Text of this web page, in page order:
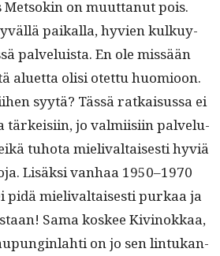
on muut­tanut pois.
paikalla, hyvien kulkuy­
palveluista. En ole mis­sään
aluet­ta olisi otet­tu huomioon.
syytä? Tässä ratkais­us­sa ei
tärkeisi­in, jo valmi­isi­in palvelu­
tuho­ta mieli­v­al­tais­es­ti hyviä
Lisäk­si van­haa 1950–1970
pidä mieli­v­al­tais­es­ti purkaa ja
Sama kos­kee Kivi­nokkaa,
on jo sen lin­tukan­